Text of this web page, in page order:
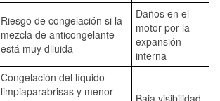
Riesgo de congelación si la
mezcla de anticongelante
está muy diluida
Daños en el
motor por la
expansión
interna
Congelación del líquido
limpiaparabrisas y menor